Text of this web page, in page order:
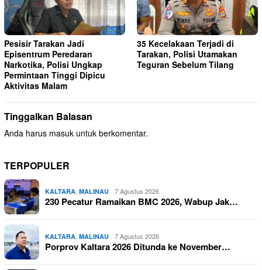
Pesisir Tarakan Jadi
Episentrum Peredaran
Narkotika, Polisi Ungkap
Permintaan Tinggi Dipicu
Aktivitas Malam
35 Kecelakaan Terjadi di
Tarakan, Polisi Utamakan
Teguran Sebelum Tilang
Tinggalkan Balasan
Anda harus masuk untuk berkomentar.
TERPOPULER
KALTARA MALINAU 7 Agustus 2026
230 Pecatur Ramaikan BMC 2026, Wabup Jak…
KALTARA MALINAU 7 Agustus 2026
Porprov Kaltara 2026 Ditunda ke November…